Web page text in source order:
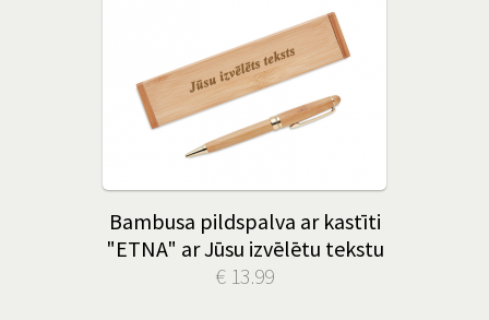
Bambusa pildspalva ar kastīti
"ETNA" ar Jūsu izvēlētu tekstu
€ 13.99